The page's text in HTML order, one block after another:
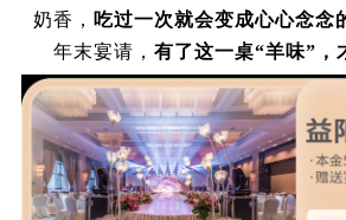
奶香， 吃过一次就会变成心心念念
年末宴请， 有了这一桌“羊味”，